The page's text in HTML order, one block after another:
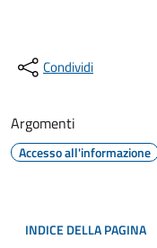
Condividi
Argomenti
Accesso all'informazione
INDICE DELLA PAGINA